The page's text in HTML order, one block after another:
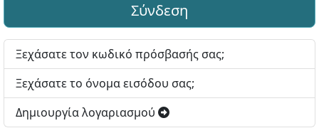
Σύνδεση
Ξεχάσατε τον κωδικό πρόσβασής σας;
Ξεχάσατε το όνομα εισόδου σας;
Δημιουργία λογαριασμού